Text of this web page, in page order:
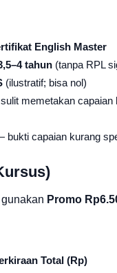
English Master
tahun (tanpa RPL
(ilustratif; bisa nol)
memetakan capaian
bukti capaian kurang
gunakan Promo
Total (Rp)